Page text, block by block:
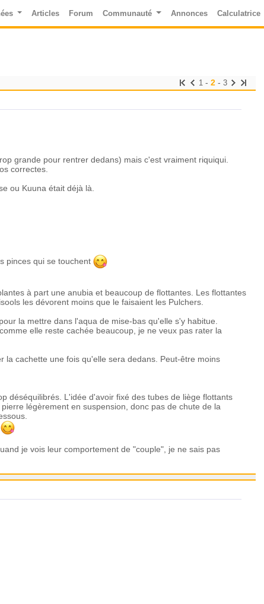
Articles Forum Communauté Annonces Calculatrice
1 -2 -3
grande pour rentrer dedans) mais c'est vraiment riquiqui.
correctes.
ou Kuuna était déjà là.
pinces qui se touchent
à part une anubia et beaucoup de flottantes. Les flottantes
les dévorent moins que le faisaient les Pulchers.
la mettre dans l'aqua de mise-bas qu'elle s'y habitue.
elle reste cachée beaucoup, je ne veux pas rater la
cachette une fois qu'elle sera dedans. Peut-être moins
déséquilibrés. L'idée d'avoir fixé des tubes de liège flottants
légèrement en suspension, donc pas de chute de la
je vois leur comportement de "couple", je ne sais pas